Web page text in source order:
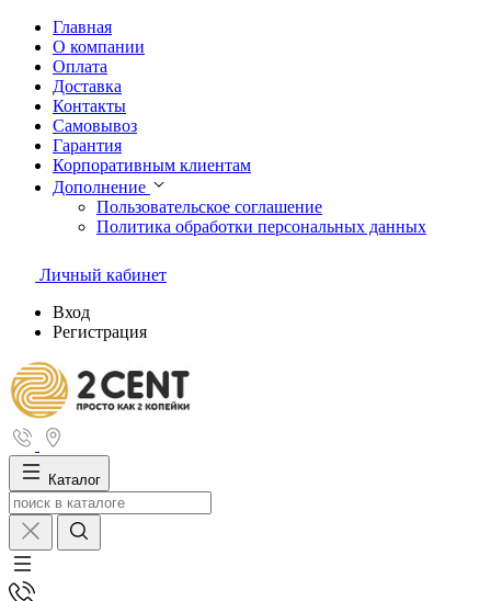
Главная
О компании
Оплата
Доставка
Контакты
Самовывоз
Гарантия
Корпоративным клиентам
Дополнение
Пользовательское соглашение
Политика обработки персональных данных
Личный кабинет
Вход
Регистрация
Каталог